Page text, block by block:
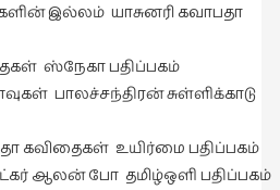
இல்லம் யாசுனரி கவாபதா
ஸ்நேகா பதிப்பகம்
பாலச்சந்திரன் சுள்ளிக்காடு
கவிதைகள் உயிர்மை பதிப்பகம்
ஆலன் போ தமிழ்ஒளி பதிப்பகம்